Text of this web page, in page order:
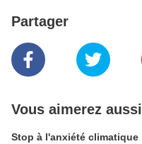
Partager
Vous aimerez aussi
Stop à l'anxiété climatique